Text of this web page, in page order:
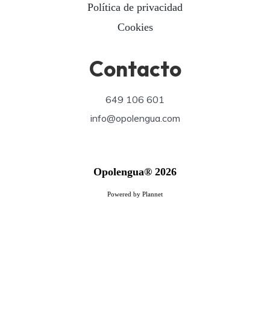
Política de privacidad
Cookies
Contacto
649 106 601
info@opolengua.com
Opolengua® 2026
Powered by Plannet